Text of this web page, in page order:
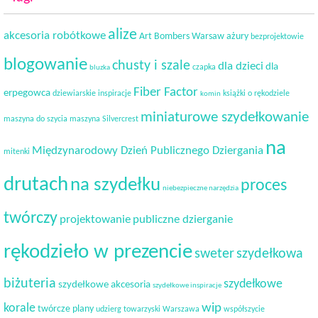
akcesoria robótkowe alize Art Bombers Warsaw ażury bezprojektowie
blogowanie bluzka chusty i szale czapka dla dzieci dla
erpegowca dziewiarskie inspiracje Fiber Factor komin książki o rękodziele
maszyna do szycia maszyna Silvercrest miniaturowe szydełkowanie
mitenki Międzynarodowy Dzień Publicznego Dziergania na
drutachna szydełku niebezpieczne narzędzia proces
twórczy projektowanie publiczne dzierganie
rękodzieło w prezenciesweterszydełkowa
biżuteria szydełkowe akcesoria szydełkowe inspiracje szydełkowe
korale twórcze plany udzierg towarzyski Warszawa wip współszycie